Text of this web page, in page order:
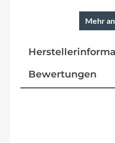
Aluminium
Suspension Integrated
Cable Routing,
Mehr
Bewertungen